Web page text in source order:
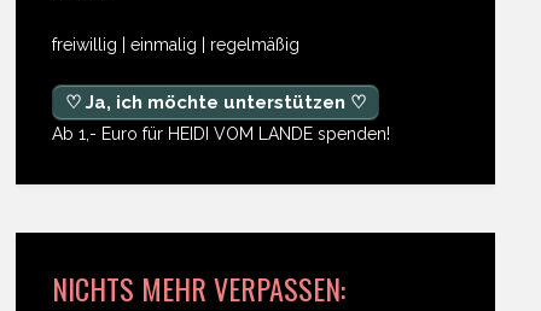
freiwillig | einmalig | regelmäßig
♡ Ja, ich möchte unterstützen ♡
Ab 1,- Euro für HEIDI VOM LANDE spenden!
NICHTS MEHR VERPASSEN: